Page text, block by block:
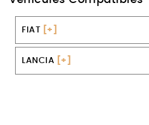
FIAT [+]
LANCIA [+]